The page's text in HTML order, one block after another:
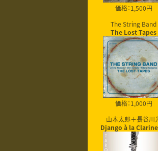
価格：1,500円
The String Band
The Lost Tapes
価格：1,000円
山本太郎＋長谷川
Django à la